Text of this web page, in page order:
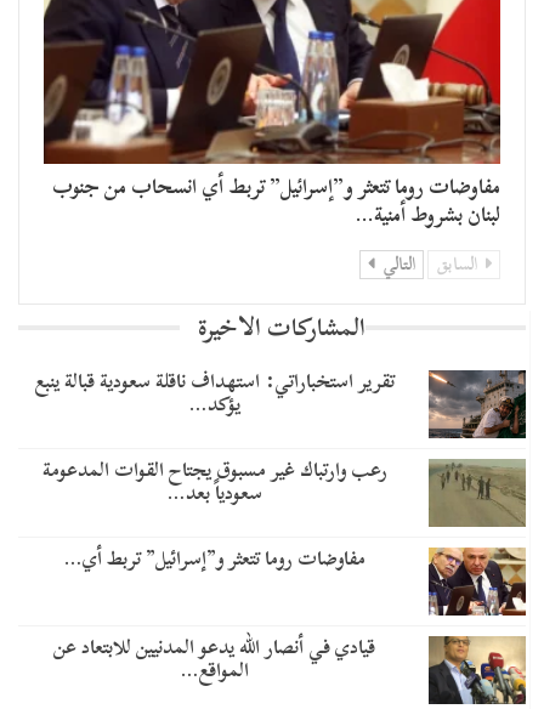
مفاوضات روما تتعثر و”إسرائيل” تربط أي انسحاب من جنوب
لبنان بشروط أمنية…
السابق التالي
المشاركات الاخيرة
تقرير استخباراتي: استهداف ناقلة سعودية قبالة ينبع
يؤكد…
رعب وارتباك غير مسبوق يجتاح القوات المدعومة
سعودياً بعد…
مفاوضات روما تتعثر و”إسرائيل” تربط أي…
قيادي في أنصار الله يدعو المدنيين للابتعاد عن
المواقع…